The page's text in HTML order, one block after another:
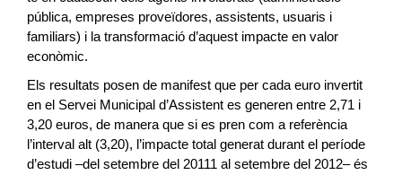
pública, empreses proveïdores, assistents, usuaris i
familiars) i la transformació d’aquest impacte en valor
econòmic.
Els resultats posen de manifest que per cada euro invertit
en el Servei Municipal d’Assistent es generen entre 2,71 i
3,20 euros, de manera que si es pren com a referència
l’interval alt (3,20), l’impacte total generat durant el període
d’estudi –del setembre del 20111 al setembre del 2012– és